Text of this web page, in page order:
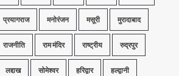
प्रयागराज मनोरंजन मसूरी मुरादाबाद
राजनीति राम मंदिर राष्ट्रीय रुद्रपुर
लद्दाख सोमेश्वर हरिद्वार हल्द्वानी